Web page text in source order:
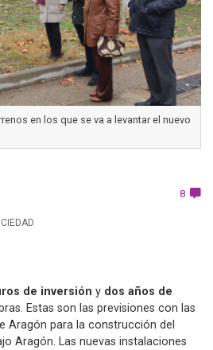
en los que se va a levantar el nuevo
8
de inversión y dos años de
Estas son las previsiones con las
Aragón para la construcción del
Aragón. Las nuevas instalaciones